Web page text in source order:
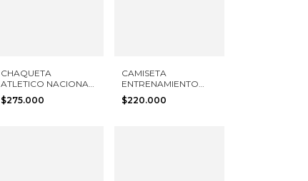
CHAQUETA
ATLETICO NACIONAL
2019 NIKE TALLA XL
$275.000
CAMISETA
ENTRENAMIENTO
ATLETICO NACIONAL
2017 NIKE TALLA L
$220.000